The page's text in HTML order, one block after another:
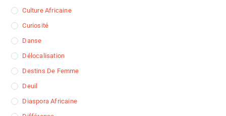
Culture Africaine
Curiosité
Danse
Délocalisation
Destins De Femme
Deuil
Diaspora Africaine